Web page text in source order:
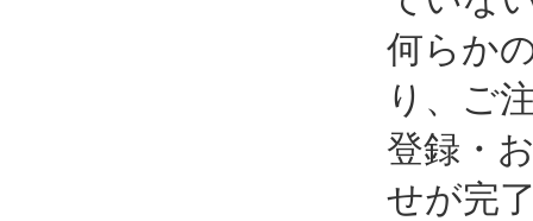
何らか
り、ご
登録・
せが完